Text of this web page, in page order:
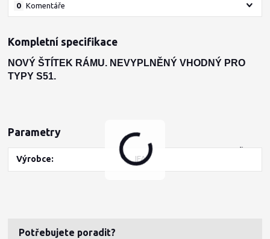
/ks
Komentáře
0
Kompletní specifikace
NOVÝ ŠTÍTEK RÁMU. NEVYPLNĚNÝ VHODNÝ PRO
TYPY S51.
Parametry
Výrobce IFA
Potřebujete poradit?